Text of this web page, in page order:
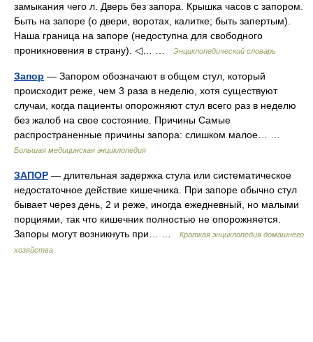
замыкания чего л. Дверь без запора. Крышка часов с запором.
Быть на запоре (о двери, воротах, калитке; быть запертым).
Наша граница на запоре (недоступна для свободного
проникновения в страну). ◁… …
Энциклопедический словарь
Запор — Запором обозначают в общем стул, который
происходит реже, чем 3 раза в неделю, хотя существуют
случаи, когда пациенты опорожняют стул всего раз в неделю
без жалоб на свое состояние. Причины Самые
распространенные причины запора: слишком малое… …
Большая медицинская энциклопедия
ЗАПОР — длительная задержка стула или систематическое
недостаточное действие кишечника. При запоре обычно стул
бывает через день, 2 и реже, иногда ежедневный, но малыми
порциями, так что кишечник полностью не опорожняется.
Запоры могут возникнуть при… …
Краткая энциклопедия домашнего
хозяйства